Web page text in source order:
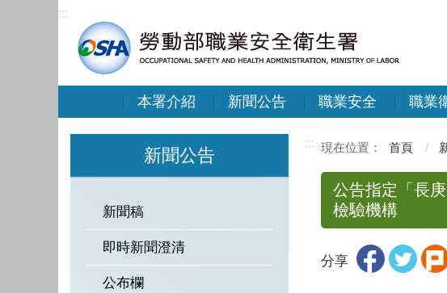
:::
本署介紹 新聞公告 職業安全 職業
新聞公告
新聞稿
即時新聞澄清
公布欄
::: 首頁
公告指定「長
檢驗機構
分享